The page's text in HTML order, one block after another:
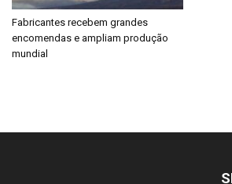
Fabricantes recebem grandes
encomendas e ampliam produção
mundial